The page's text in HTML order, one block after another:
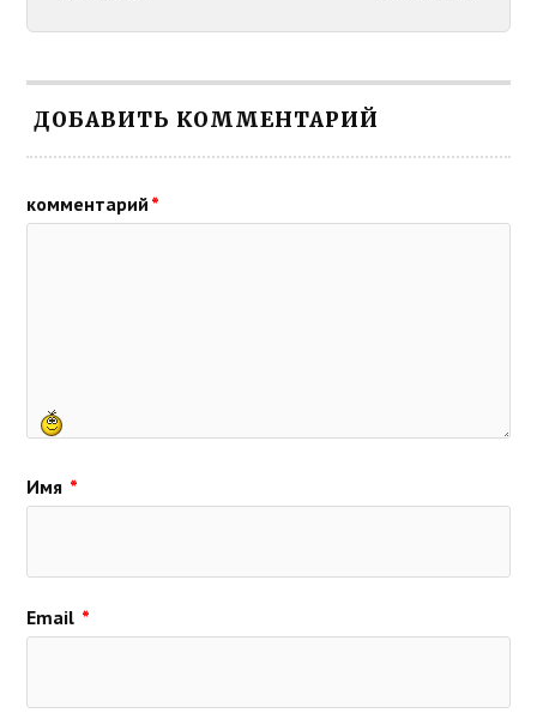
ДОБАВИТЬ КОММЕНТАРИЙ
комментарий *
Имя *
Email *